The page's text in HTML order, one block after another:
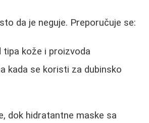
da je neguje. Preporučuje se:
tipa kože i proizvoda
kada se koristi za dubinsko
dok hidratantne maske sa